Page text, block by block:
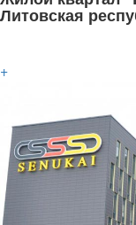
Литовская
+